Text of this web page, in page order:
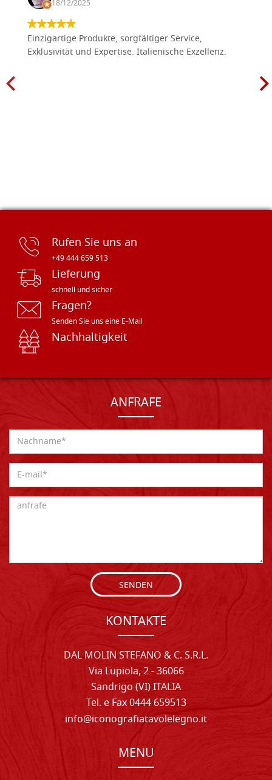
18/12/2025
Einzigartige Produkte, sorgfältiger Service,
Exklusivität und Expertise. Italienische Exzellenz.
Rufen Sie uns an
+49 444 659 513
Lieferung
schnell und sicher
Fragen?
Senden Sie uns eine E-Mail
Nachhaltigkeit
ANFRAFE
SENDEN
KONTAKTE
DAL MOLIN STEFANO & C. S.R.L.
Via Lupiola, 2 - 36066
Sandrigo (VI) ITALIA
Tel. e Fax 0444 659513
info@iconografiatavolelegno.it
MENU